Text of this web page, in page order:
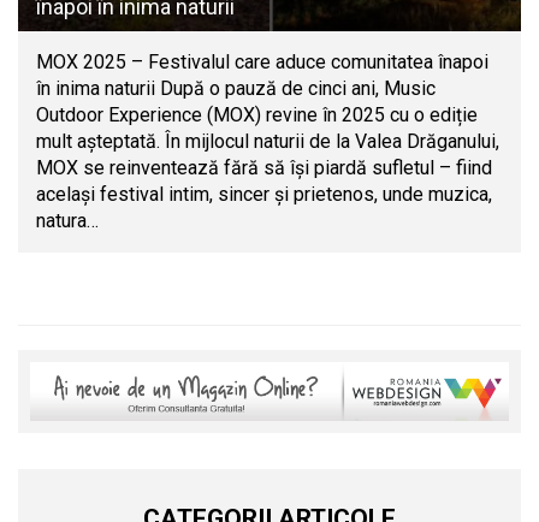
înapoi în inima naturii
MOX 2025 – Festivalul care aduce comunitatea înapoi
în inima naturii După o pauză de cinci ani, Music
Outdoor Experience (MOX) revine în 2025 cu o ediție
mult așteptată. În mijlocul naturii de la Valea Drăganului,
MOX se reinventează fără să își piardă sufletul – fiind
același festival intim, sincer și prietenos, unde muzica,
natura…